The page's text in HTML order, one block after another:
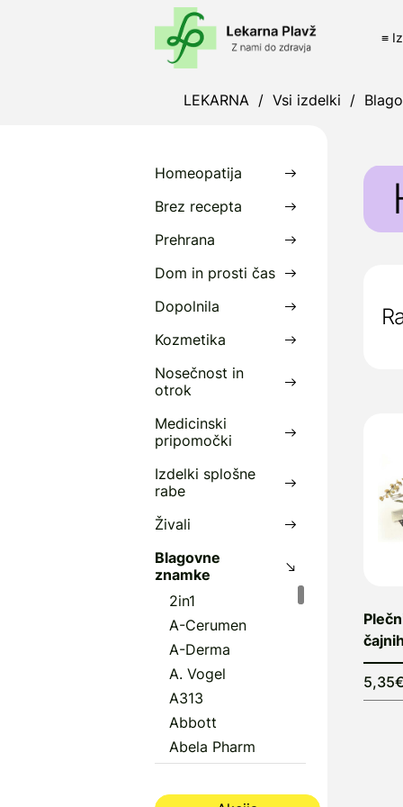
≡
LEKARNA / Vsi izdelki /
Homeopatija
Brez recepta
Prehrana
Dom in prosti čas
Dopolnila
Kozmetika
Nosečnost in
otrok
Medicinski
pripomočki
Izdelki splošne
rabe
Živali
Blagovne
znamke
2in1
A-Cerumen
A-Derma
A. Vogel
A313
Abbott
Abela Pharm
Aboca
5,35€